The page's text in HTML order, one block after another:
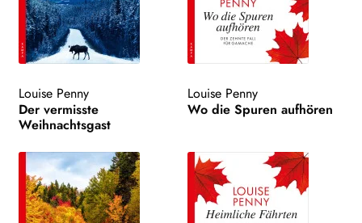
Louise Penny
Der vermisste
Weihnachtsgast
Louise Penny
Wo die Spuren aufhören